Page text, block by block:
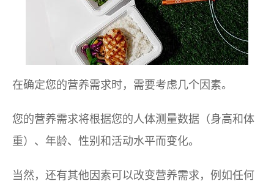
在确定您的营养需求时，需要考虑几个因素。
您的营养需求将根据您的人体测量数据（身高和体
重）、年龄、性别和活动水平而变化。
当然，还有其他因素可以改变营养需求，例如任何